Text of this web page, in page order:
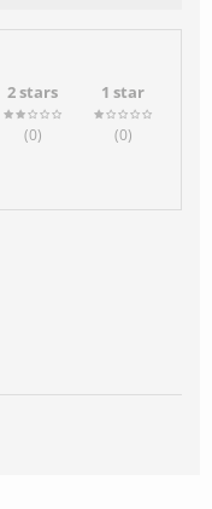
2 stars
(0)
1 star
(0)